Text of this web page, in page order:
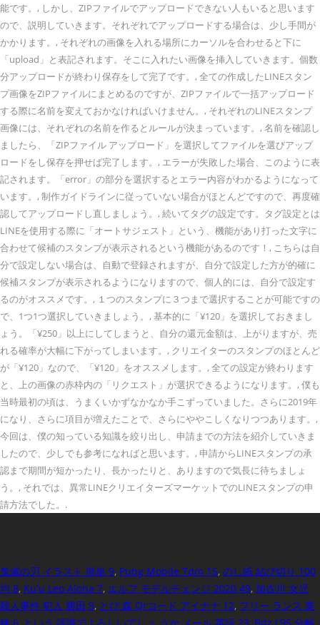
能です。, しかし、ZIPファイルでアップロードできない人もいると思います
ので、説明していきます。それぞれでアップロードする場合は、少し手間が
かかります。, それぞれの画像を入れる場所にカーソルを合わせると下に
「upload」と表記されます。そこに入れたい画像を挿入していきます。個数
分アップロードが終わり保存をして完了です。, 全ての作成したLINEスタン
プ画像をZIPファイルにまとめるのですが、ZIPファイルで一括アップロード
する際に名前を変えておかなければいけません。, それぞれのLINEスタンプ
画像には、それぞれの名前を作るとルールが決まっています。, 名前を確認し
ましたら、「ZIPファイル アップロード」を選択してファイルを選びアップ
ロードをし保存を押せば完了します。, エラーが失敗した場合、このように表
記されます。「error」の部分を選択するとエラー内容がわかるようになって
います。, 制作ガイドラインに従っていない場合がほとんどですので、再度確
認してアップロードし直しましょう。, 続いてタグの設定です。タグ設定とは
LINEを使用する際に「オートサジェスト」という、機能があり打った文字に
合わせて候補のスタンプが表示されるという機能があるのです！, こちらは自
分で設定しない場合は、自動で登録されますが、自分で設定した方が的確に
候補スタンプが表示されるようになりますので、個人的には、自分で設定す
るのがオススメです。, １つのスタンプに３つまで選択することが可能ですの
で、1つ1つ選択していきましょう。, 基本的に「¥120」を選択しておきまし
ょう。「¥250」以上にしてしまうと、自分の還元金額は、上がりますが、売
れる確率が大幅に下がってしまいます。, クリエイターのスタンプのほとんど
が「¥120」なので、「¥120」をオススメします。, 全ての設定が終わります
と、上の画像の赤枠内の「リクエスト」が選択できるようになります。, 僕も
当時最初の頃は、うまくいかずなかなか手こずっていました。さらに2019年
になり、さらに項目が増えたことで、さらにややこしくなりつつあります。,
今回は、僕の知っている知識を絞り出し、申請までの方法を紹介していきま
したので、少しでも参考になればと思います。, 申請からLINEスタンプの承
認まで期間が短かったり、長かったりと、ありますので気長に待ちましょ
う。, それでは、異常LINEクリエイターズマーケットでのLINEスタンプの申
請方法でした。.
鬼滅の刃 イラスト 簡単 9, Pubg Mobile Tdm 15, のし紙 結び切り 100
均 8, Ku'u Leo Aloha 7, エルフ モデルチェンジ 2020 49, 加古川 女児
殺人事件 犯人 勝田 9, とび 森 Qrコード アイナナ 12, フリー ランス 業